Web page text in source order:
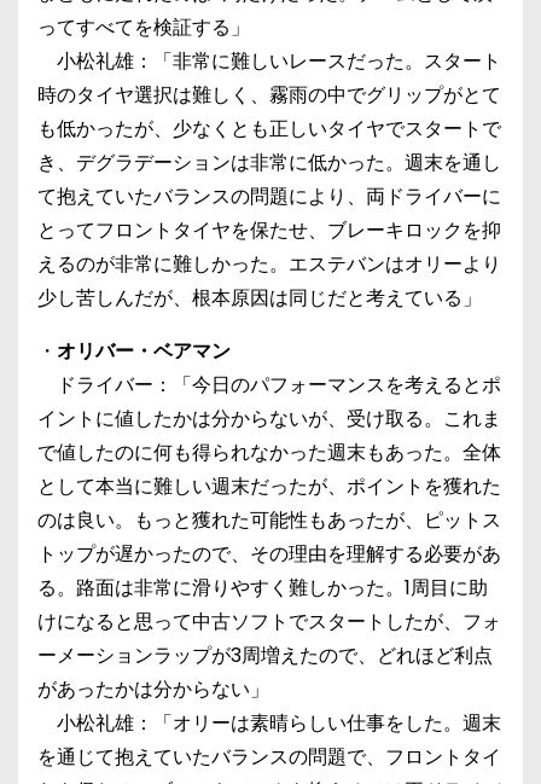
ってすべてを検証する」
小松礼雄：「非常に難しいレースだった。スタート
時のタイヤ選択は難しく、霧雨の中でグリップがとて
も低かったが、少なくとも正しいタイヤでスタートで
き、デグラデーションは非常に低かった。週末を通し
て抱えていたバランスの問題により、両ドライバーに
とってフロントタイヤを保たせ、ブレーキロックを抑
えるのが非常に難しかった。エステバンはオリーより
少し苦しんだが、根本原因は同じだと考えている」
・ オリバー・ベアマン
ドライバー：「今日のパフォーマンスを考えるとポ
イントに値したかは分からないが、受け取る。これま
で値したのに何も得られなかった週末もあった。全体
として本当に難しい週末だったが、ポイントを獲れた
のは良い。もっと獲れた可能性もあったが、ピットス
トップが遅かったので、その理由を理解する必要があ
る。路面は非常に滑りやすく難しかった。1周目に助
けになると思って中古ソフトでスタートしたが、フォ
ーメーションラップが3周増えたので、どれほど利点
があったかは分からない」
小松礼雄：「オリーは素晴らしい仕事をした。週末
を通じて抱えていたバランスの問題で、フロントタイ